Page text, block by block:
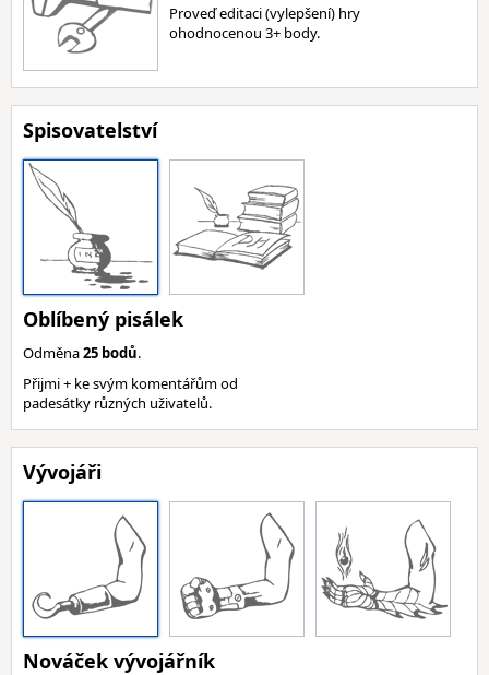
Proveď editaci (vylepšení) hry
ohodnocenou 3+ body.
Spisovatelství
Oblíbený pisálek
Odměna25 bodů.
Přijmi + ke svým komentářům od
padesátky různých uživatelů.
Vývojáři
Nováček vývojářník